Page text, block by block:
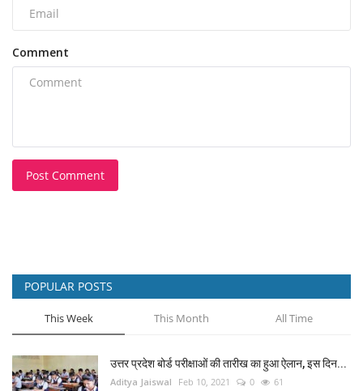
Comment
Post Comment
POPULAR POSTS
This Week This Month All Time
उत्तर प्रदेश बोर्ड परीक्षाओं की तारीख का हुआ ऐलान, इस दिन...
Aditya Jaiswal Feb 10, 2021 0 61